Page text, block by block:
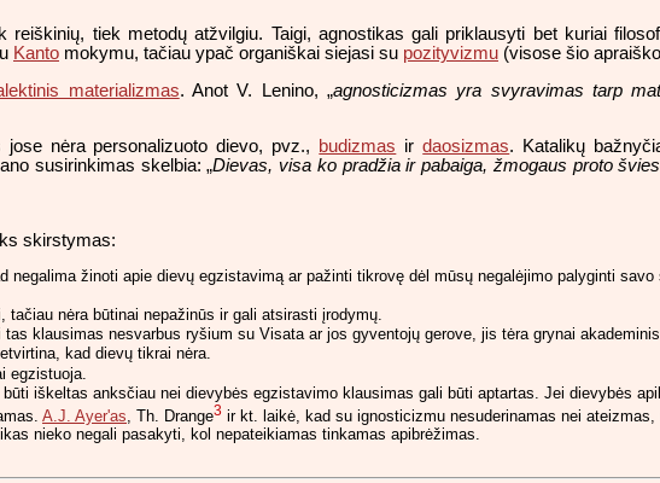
tiek metodų atžvilgiu. Taigi, agnostikas gali priklausyti bet kuriai
Kanto mokymu, tačiau ypač organiškai siejasi su pozityvizmu (visose šio
materializmas. Anot V. Lenino, „agnosticizmas yra svyravimas tarp
nėra personalizuoto dievo, pvz.,
budizmas irdaosizmas. Katalikų
susirinkimas skelbia: „Dievas, visa ko pradžia ir pabaiga, žmogaus proto
skirstymas:
negalima žinoti apie dievų egzistavimą ar pažinti tikrovę dėl mūsų negalėjimo palyginti
tačiau nėra būtinai nepažinūs ir gali atsirasti įrodymų.
klausimas nesvarbus ryšium su Visata ar jos gyventojų gerove, jis tėra grynai akademinis.
kad dievų tikrai nėra.
egzistuoja.
iškeltas anksčiau nei dievybės egzistavimo klausimas gali būti aptartas. Jei dievybės
A.J. Ayer'as, Th. Drange3 ir kt. laikė, kad su ignosticizmu nesuderinamas nei
nieko negali pasakyti, kol nepateikiamas tinkamas apibrėžimas.